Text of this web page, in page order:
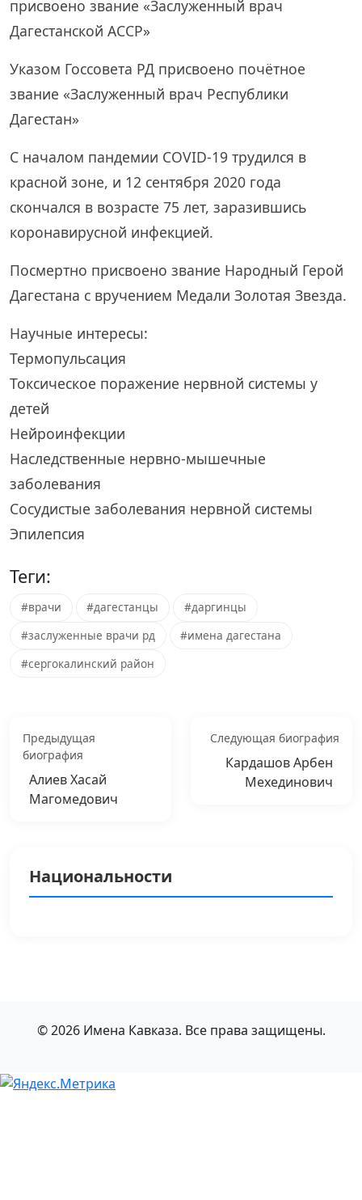
присвоено звание «Заслуженный врач
Дагестанской АССР»
Указом Госсовета РД присвоено почётное
звание «Заслуженный врач Республики
Дагестан»
С началом пандемии COVID-19 трудился в
красной зоне, и 12 сентября 2020 года
скончался в возрасте 75 лет, заразившись
коронавирусной инфекцией.
Посмертно присвоено звание Народный Герой
Дагестана с вручением Медали Золотая Звезда.
Научные интересы:
Термопульсация
Токсическое поражение нервной системы у
детей
Нейроинфекции
Наследственные нервно-мышечные
заболевания
Сосудистые заболевания нервной системы
Эпилепсия
Теги:
#врачи #дагестанцы
#даргинцы
#заслуженные врачи рд
#имена дагестана
#сергокалинский район
Предыдущая
биография
Алиев Хасай
Магомедович
Следующая биография
Кардашов Арбен
Мехединович
Национальности
© 2026 Имена Кавказа. Все права защищены.